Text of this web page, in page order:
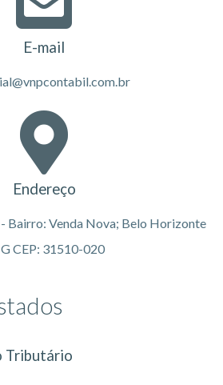
E-mail
Endereço
Bairro: Venda Nova; Belo Horizonte
CEP: 31510-020
Tributário